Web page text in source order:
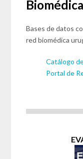
Bases de datos
red biomédica
Catálogo
Portal de